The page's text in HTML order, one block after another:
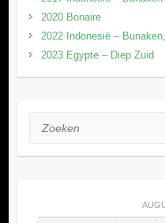
2020 Bonaire
2022 Indonesië –
2023 Egypte – Diep Zuid
Zoeken